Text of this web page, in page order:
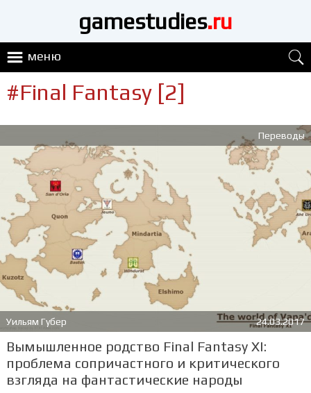
gamestudies.ru
меню
#Final Fantasy [2]
Переводы
Уильям Губер 24.03.2017
Вымышленное родство Final Fantasy XI:
проблема сопричастного и критического
взгляда на фантастические народы